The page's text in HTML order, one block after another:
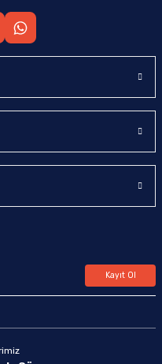
Kayıt Ol